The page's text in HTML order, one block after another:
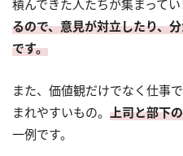
積んできた人たちが集まってい
るので、意見が対立したり、
です。
また、価値観だけでなく仕事
まれやすいもの。 上司と部下
一例です。